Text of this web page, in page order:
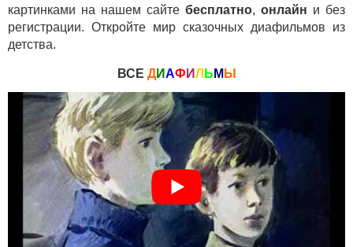
картинками на нашем сайте бесплатно, онлайн и без
регистрации. Откройте мир сказочных диафильмов из
детства.
ВСЕ ДИАФ ИЛ Ь М Ы